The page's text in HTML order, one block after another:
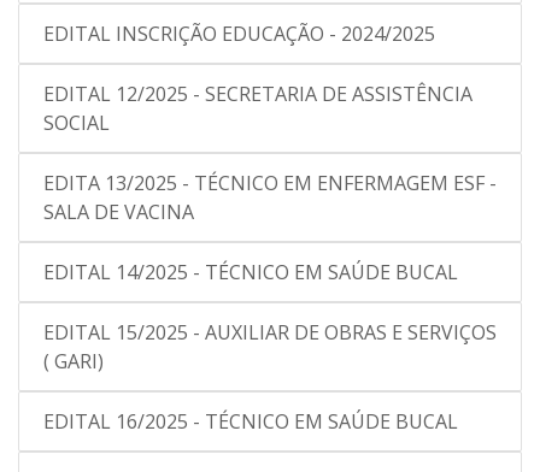
EDITAL INSCRIÇÃO EDUCAÇÃO - 2024/2025
EDITAL 12/2025 - SECRETARIA DE ASSISTÊNCIA
SOCIAL
EDITA 13/2025 - TÉCNICO EM ENFERMAGEM ESF -
SALA DE VACINA
EDITAL 14/2025 - TÉCNICO EM SAÚDE BUCAL
EDITAL 15/2025 - AUXILIAR DE OBRAS E SERVIÇOS
( GARI)
EDITAL 16/2025 - TÉCNICO EM SAÚDE BUCAL